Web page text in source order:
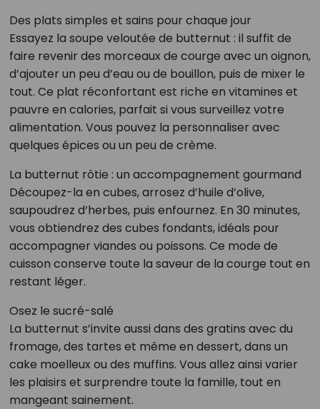
Des plats simples et sains pour chaque jour
Essayez la soupe veloutée de butternut : il suffit de
faire revenir des morceaux de courge avec un oignon,
d’ajouter un peu d’eau ou de bouillon, puis de mixer le
tout. Ce plat réconfortant est riche en vitamines et
pauvre en calories, parfait si vous surveillez votre
alimentation. Vous pouvez la personnaliser avec
quelques épices ou un peu de crème.
La butternut rôtie : un accompagnement gourmand
Découpez-la en cubes, arrosez d’huile d’olive,
saupoudrez d’herbes, puis enfournez. En 30 minutes,
vous obtiendrez des cubes fondants, idéals pour
accompagner viandes ou poissons. Ce mode de
cuisson conserve toute la saveur de la courge tout en
restant léger.
Osez le sucré-salé
La butternut s’invite aussi dans des gratins avec du
fromage, des tartes et même en dessert, dans un
cake moelleux ou des muffins. Vous allez ainsi varier
les plaisirs et surprendre toute la famille, tout en
mangeant sainement.